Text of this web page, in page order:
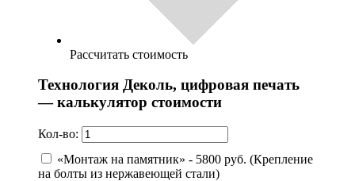
Рассчитать стоимость
Технология Деколь, цифровая печать
— калькулятор стоимости
Кол-во:
«Монтаж на памятник» - 5800 руб. (Крепление
на болты из нержавеющей стали)